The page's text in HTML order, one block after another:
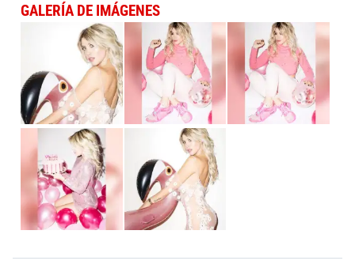
GALERÍA DE IMÁGENES